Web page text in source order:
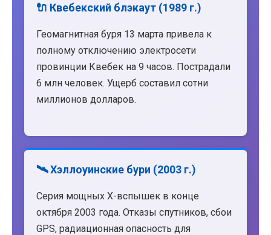
🔌 Квебекский блэкаут (1989 г.)
Геомагнитная буря 13 марта привела к
полному отключению электросети
провинции Квебек на 9 часов. Пострадали
6 млн человек. Ущерб составил сотни
миллионов долларов.
🛰️ Хэллоуинские бури (2003 г.)
Серия мощных X-вспышек в конце
октября 2003 года. Отказы спутников, сбои
GPS, радиационная опасность для